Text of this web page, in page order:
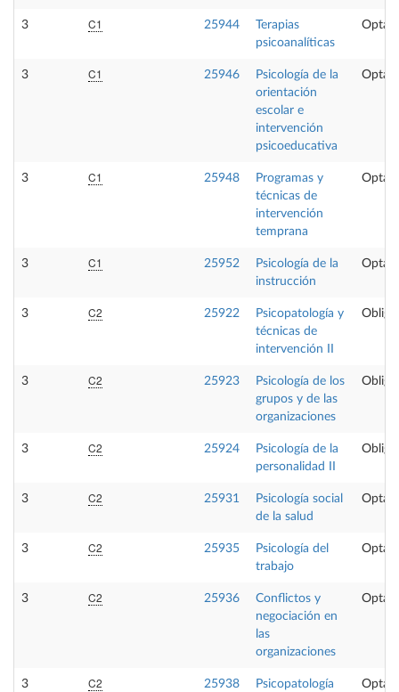
3 C1 25944
Terapias
psicoanalíticas
3 C1 25946
Psicología de la
orientación
escolar e
intervención
psicoeducativa
3 C1 25948
Programas y
técnicas de
intervención
temprana
3 C1 25952
Psicología de la
instrucción
3 C2 25922
Psicopatología y
técnicas de
intervención II
3 C2 25923
Psicología de los
grupos y de las
organizaciones
3 C2 25924
Psicología de la
personalidad II
3 C2 25931
Psicología social
de la salud
3 C2 25935
Psicología del
trabajo
3 C2 25936
Conflictos y
negociación en
las
organizaciones
3 C2 25938 Psicopatología